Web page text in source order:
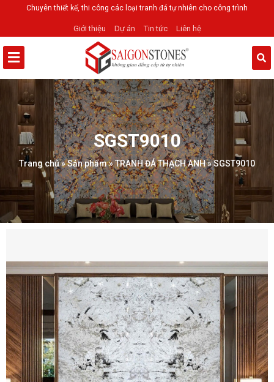
Chuyên thiết kế, thi công các loại tranh đá tự nhiên cho công trình
Giới thiệu Dự án Tin tức Liên hệ
SGST9010
Trang chủ»Sản phẩm»TRANH ĐÁ THẠCH ANH»SGST9010